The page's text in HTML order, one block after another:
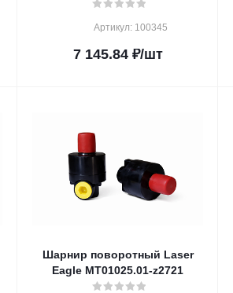
Артикул: 100345
7 145.84₽/шт
Шарнир поворотный Laser
Eagle MT01025.01-z2721